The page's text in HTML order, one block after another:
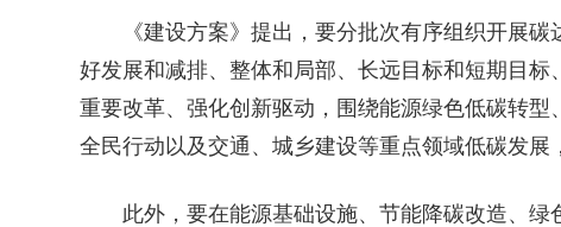
《建设方案》提出，要分批次有序组织开展碳
好发展和减排、整体和局部、长远目标和短期目
重要改革、强化创新驱动，围绕能源绿色低碳转
全民行动以及交通、城乡建设等重点领域低碳发展
此外，要在能源基础设施、节能降碳改造、绿